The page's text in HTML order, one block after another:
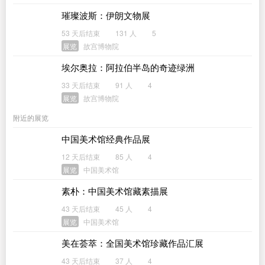
璀璨波斯：伊朗文物展
53 天后结束 131 人
5
展览
故宫博物院
埃尔奥拉：阿拉伯半岛的奇迹绿洲
33 天后结束 91 人
4
展览
故宫博物院
附近的展览
中国美术馆经典作品展
12 天后结束 85 人
4
展览
中国美术馆
素朴：中国美术馆藏素描展
43 天后结束 45 人
4
展览
中国美术馆
美在荟萃：全国美术馆珍藏作品汇展
43 天后结束 37 人 4